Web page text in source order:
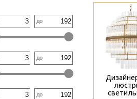
до
до
до
>